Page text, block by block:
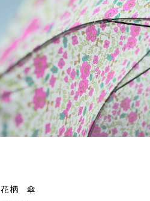
花柄 傘